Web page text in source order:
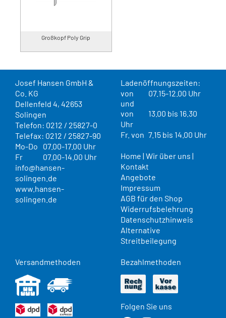
Großkopf Poly Grip
Josef Hansen GmbH &
Co. KG
Dellenfeld 4, 42653
Solingen
Telefon: 0212 / 25827-0
Telefax: 0212 / 25827-90
Mo-Do
07.00-17.00 Uhr
Fr
07.00-14.00 Uhr
info@hansen-
solingen.de
www.hansen-
solingen.de
Ladenöffnungszeiten:
von
07.15-12.00 Uhr
und
von
13.00 bis 16.30
Uhr
Fr. von 7.15 bis 14.00 Uhr
Home | Wir über uns |
Kontakt
Angebote
Impressum
AGB für den Shop
Widerrufsbelehrung
Datenschutzhinweis
Alternative
Streitbeilegung
Versandmethoden Bezahlmethoden
Folgen Sie uns